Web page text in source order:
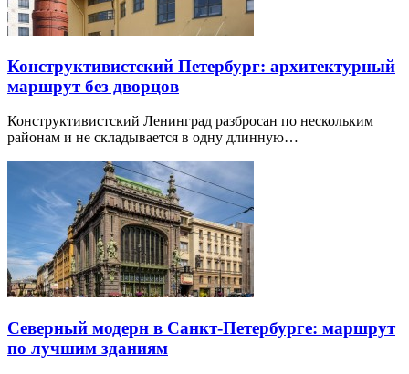
Конструктивистский Петербург: архитектурный
маршрут без дворцов
Конструктивистский Ленинград разбросан по нескольким
районам и не складывается в одну длинную…
Северный модерн в Санкт-Петербурге: маршрут
по лучшим зданиям